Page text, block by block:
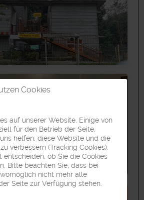
Cookies
auf unserer Website. Einige von
für den Betrieb der Seite,
helfen, diese Website und die
verbessern (Tracking Cookies).
entscheiden, ob Sie die Cookies
Bitte beachten Sie, dass bei
nicht mehr alle
Seite zur Verfügung stehen.